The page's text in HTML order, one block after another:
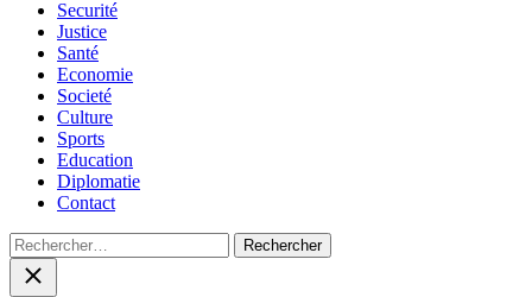
Securité
Justice
Santé
Economie
Societé
Culture
Sports
Education
Diplomatie
Contact
Rechercher :
Close
search